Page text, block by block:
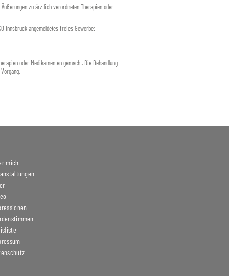
zu ärztlich verordneten Therapien oder
Innsbruck angemeldetes freies Gewerbe:
oder Medikamenten gemacht. Die Behandlung
mich